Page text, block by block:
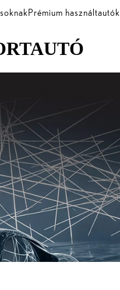
Prémium használtautók